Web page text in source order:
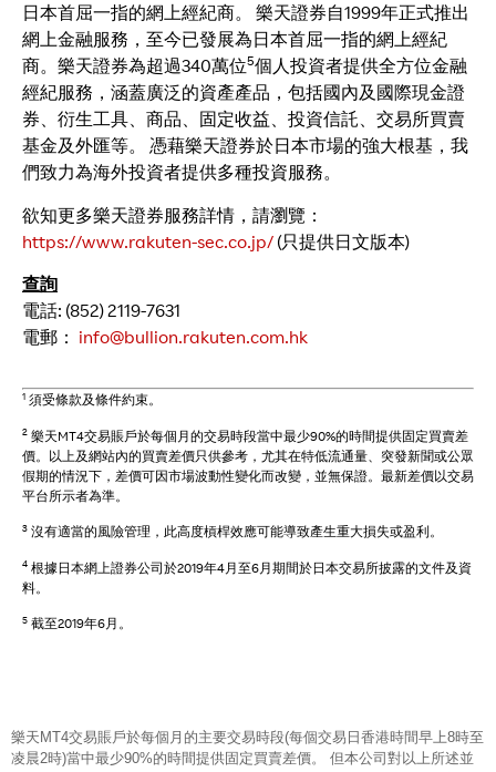
日本首屈一指的網上經紀商。 樂天證券自1999年正式推出
網上金融服務，至今已發展為日本首屈一指的網上經紀
商。樂天證券為超過340萬位5個人投資者提供全方位金融
經紀服務，涵蓋廣泛的資產產品，包括國內及國際現金證
券、衍生工具、商品、固定收益、投資信託、交易所買賣
基金及外匯等。 憑藉樂天證券於日本市場的強大根基，我
們致力為海外投資者提供多種投資服務。
欲知更多樂天證券服務詳情，請瀏覽：
https://www.rakuten-sec.co.jp/ (只提供日文版本)
查詢
電話: (852) 2119-7631
電郵： info@bullion.rakuten.com.hk
1 須受條款及條件約束。
2 樂天MT4交易賬戶於每個月的交易時段當中最少90%的時間提供固定買賣差
價。以上及網站內的買賣差價只供參考，尤其在特低流通量、突發新聞或公眾
假期的情況下，差價可因市場波動性變化而改變，並無保證。最新差價以交易
平台所示者為準。
3 沒有適當的風險管理，此高度槓桿效應可能導致產生重大損失或盈利。
4 根據日本網上證券公司於2019年4月至6月期間於日本交易所披露的文件及資
料。
5 截至2019年6月。
樂天MT4交易賬戶於每個月的主要交易時段(每個交易日香港時間早上8時至
凌晨2時)當中最少90%的時間提供固定買賣差價。 但本公司對以上所述並